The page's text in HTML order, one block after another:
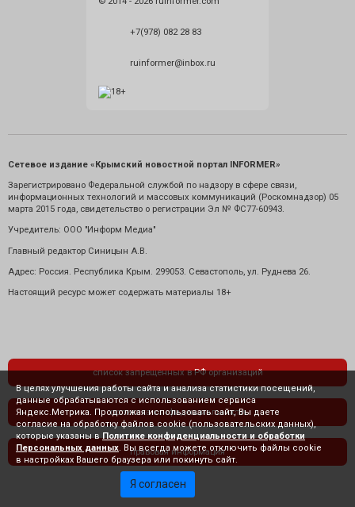
+7(978) 082 28 83
ruinformer@inbox.ru
Сетевое издание «Крымский новостной портал INFORMER»
Зарегистрировано Федеральной службой по надзору в сфере связи,
информационных технологий и массовых коммуникаций (Роскомнадзор) 05
марта 2015 года, свидетельство о регистрации Эл № ФС77-60943.
Учредитель: ООО "Информ Медиа"
Главный редактор Синицын А.В.
Адрес: Россия. Республика Крым. 299053. Севастополь, ул. Руднева 26.
Настоящий ресурс может содержать материалы 18+
список запрещенных в РФ организаций
политика конфиденциальности
правовая информация
В целях улучшения работы сайта и анализа статистики посещений,
данные обрабатываются с использованием сервиса
Яндекс.Метрика. Продолжая использовать сайт, Вы даете
согласие на обработку файлов cookie (пользовательских данных),
которые указаны в Политике конфиденциальности и обработки
Персональных данных . Вы всегда можете отключить файлы cookie
в настройках Вашего браузера или покинуть сайт.
Я согласен